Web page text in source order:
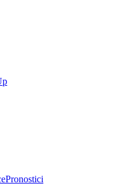
Pronostici